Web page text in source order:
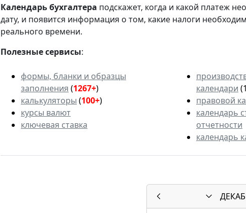
Календарьбухгалтера подскажет, когда и какой платеж
дату, и появится информация о том, какие налоги
реального времени.
Полезные сервисы:
формы, бланки и образцы
заполнения (1267+)
калькуляторы (100+)
курсы валют
ключевая ставка
календари
правовой
календарь
отчетности
календарь